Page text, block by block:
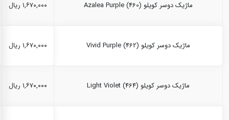
ماژیک دوسر کویلو Azalea Purple (460) ۱,۶۷۰,۰۰۰ ریال
ماژیک دوسر کویلو Vivid Purple (462) ۱,۶۷۰,۰۰۰ ریال
ماژیک دوسر کویلو Light Violet (464) ۱,۶۷۰,۰۰۰ ریال